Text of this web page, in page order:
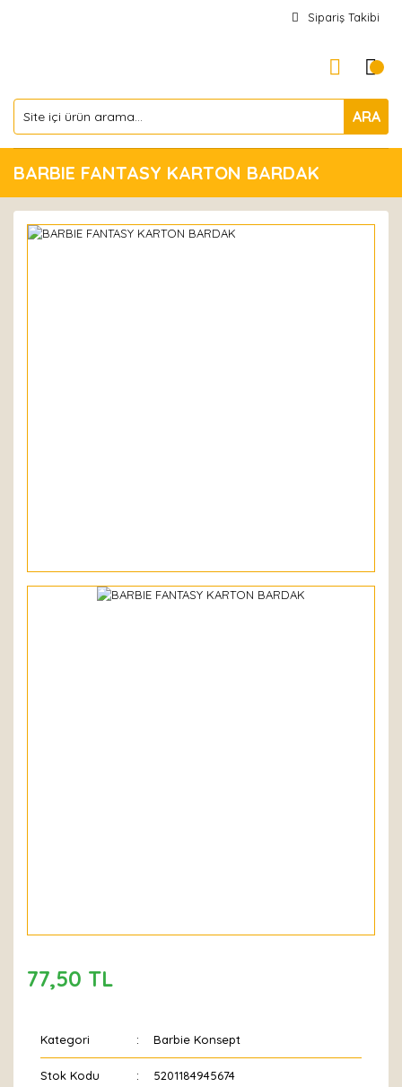
Sipariş Takibi
ARA
BARBIE FANTASY KARTON BARDAK
77,50 TL
Kategori Barbie Konsept
Stok Kodu 5201184945674